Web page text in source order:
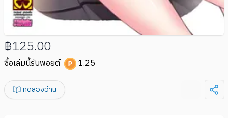
฿125.00
ซื้อเล่มนี้รับพอยต์ 1.25
ทดลองอ่าน